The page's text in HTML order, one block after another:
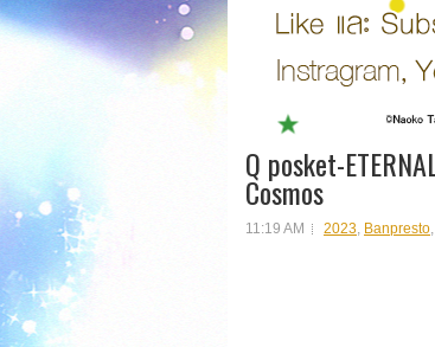
Q posket-
Cosmos
11:19 AM 2023, Banpresto,